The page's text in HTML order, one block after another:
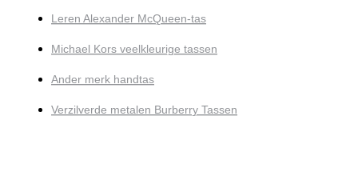
Leren Alexander McQueen-tas
Michael Kors veelkleurige tassen
Ander merk handtas
Verzilverde metalen Burberry Tassen